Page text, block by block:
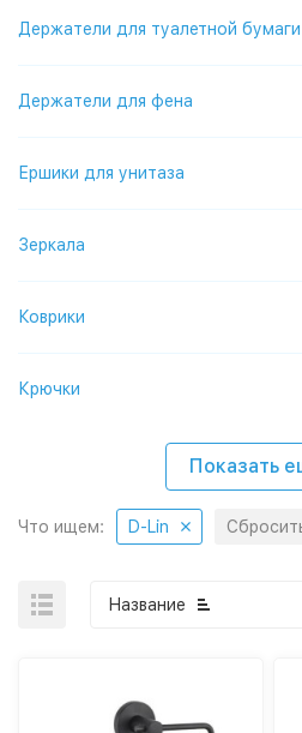
Держатели для туалетной бумаги
Держатели для фена
Ершики для унитаза
Зеркала
Коврики
Крючки
Показать
Что ищем: D-Lin
Название